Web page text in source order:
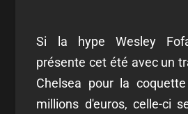
Si la hype Wesley
présente cet été avec un
Chelsea pour la
millions d'euros, celle-ci